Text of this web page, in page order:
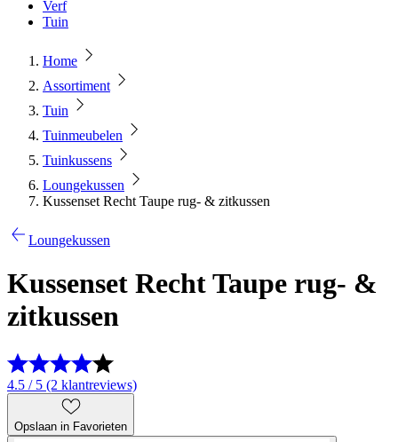
Verf
Tuin
Home
Assortiment
Tuin
Tuinmeubelen
Tuinkussens
Loungekussen
Kussenset Recht Taupe rug- & zitkussen
Loungekussen
Kussenset Recht Taupe rug- &
zitkussen
4.5 / 5 (2 klantreviews)
Opslaan in Favorieten